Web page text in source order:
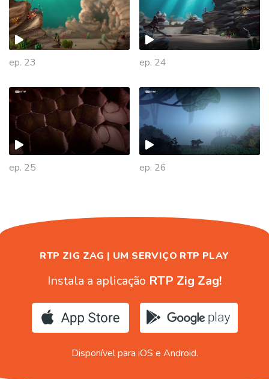
ep. 23 ep. 24
ep. 25 ep. 26
446524
RTP ZIG ZAG | UM SERVIÇO RTP PLAY
Instala a aplicação RTP Zig Zag!
Disponível para iOS e Android.